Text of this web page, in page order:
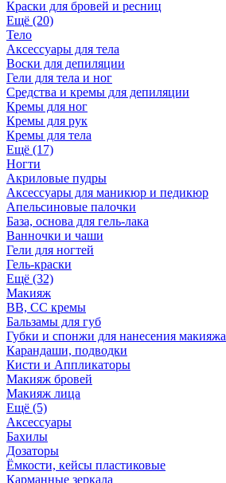
Краски для бровей и ресниц
Ещё (20)
Тело
Аксессуары для тела
Воски для депиляции
Гели для тела и ног
Средства и кремы для депиляции
Кремы для ног
Кремы для рук
Кремы для тела
Ещё (17)
Ногти
Акриловые пудры
Аксессуары для маникюр и педикюр
Апельсиновые палочки
База, основа для гель-лака
Ванночки и чаши
Гели для ногтей
Гель-краски
Ещё (32)
Макияж
BB, СС кремы
Бальзамы для губ
Губки и спонжи для нанесения макияжа
Карандаши, подводки
Кисти и Аппликаторы
Макияж бровей
Макияж лица
Ещё (5)
Аксессуары
Бахилы
Дозаторы
Ёмкости, кейсы пластиковые
Карманные зеркала